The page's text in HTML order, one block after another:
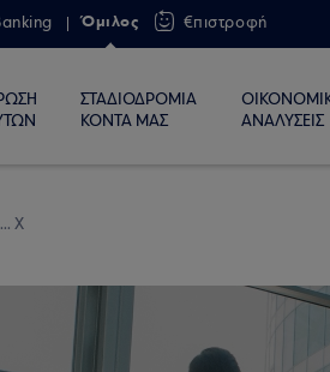
Όμιλος €πιστροφή
ΣΤΑΔΙΟΔΡΟΜΙΑ
ΚΟΝΤΑ ΜΑΣ
ΑΝΑΛΥΣΕΙΣ
Χ